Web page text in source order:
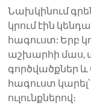
Նախկինում
կրում էին
հագուստ: Երբ
աշխարհի մաս,
գործվածքներ և
հագուստ
ուլունքներով։